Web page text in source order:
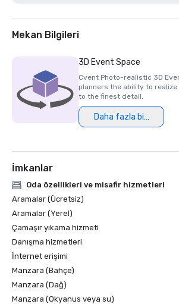
Mekan Bilgileri
3D Event Space
Cvent Photo-realistic 3D
planners the ability to
to the finest detail.
Daha fazla bilgi
İmkanlar
Oda özellikleri ve misafir hizmetleri
Aramalar (Ücretsiz)
Aramalar (Yerel)
Çamaşır yıkama hizmeti
Danışma hizmetleri
İnternet erişimi
Manzara (Bahçe)
Manzara (Dağ)
Manzara (Okyanus veya su)